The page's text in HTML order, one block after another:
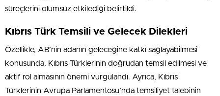
süreçlerini olumsuz etkilediği belirtildi.
Kıbrıs Türk Temsili ve Gelecek Dilekleri
Özellikle, AB’nin adanın geleceğine katkı sağlayabilmesi
konusunda, Kıbrıs Türklerinin doğrudan temsil edilmesi ve
aktif rol almasının önemi vurgulandı. Ayrıca, Kıbrıs
Türklerinin Avrupa Parlamentosu’nda temsiliyet talebinin